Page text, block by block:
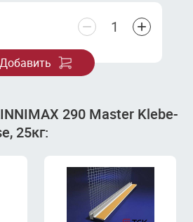
− +
Добавить
290 Master Klebe-
25кг: